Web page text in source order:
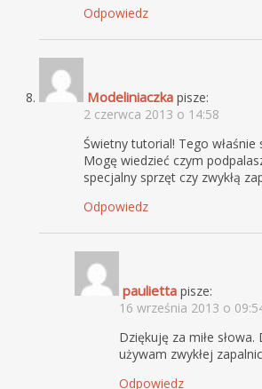
Odpowiedz
Modeliniaczka pisze:
2 czerwca 2013 o 14:58
Świetny tutorial! Tego właśnie
Mogę wiedzieć czym
specjalny sprzęt czy zwykłą
Odpowiedz
paulietta pisze:
16 września 2013 o
Dziękuję za miłe
używam zwykłej
Odpowiedz